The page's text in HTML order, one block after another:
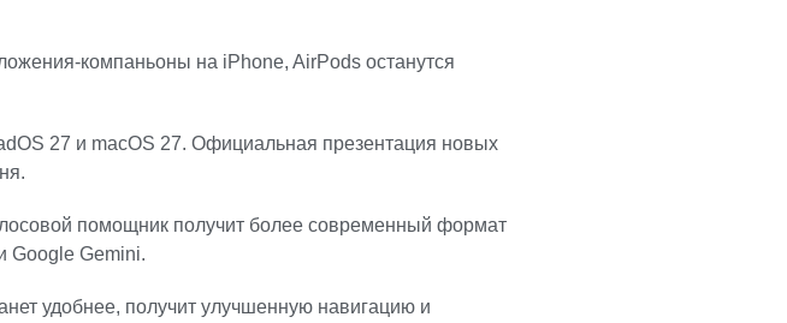
компаньоны на iPhone, AirPods останутся
27 и macOS 27. Официальная презентация новых
помощник получит более современный формат
Google Gemini.
удобнее, получит улучшенную навигацию и